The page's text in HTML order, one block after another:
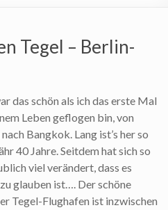
Tegel – Berlin-
das schön als ich das erste Mal
Leben geflogen bin, von
Bangkok. Lang ist’s her so
40 Jahre. Seitdem hat sich so
viel verändert, dass es
glauben ist…. Der schöne
Tegel-Flughafen ist inzwischen